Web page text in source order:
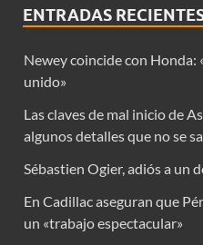
ENTRADAS
Newey coincide con Honda:
unido»
Las claves de mal inicio de
algunos detalles que no se
Sébastien Ogier, adiós a un
En Cadillac aseguran que
un «trabajo espectacular»